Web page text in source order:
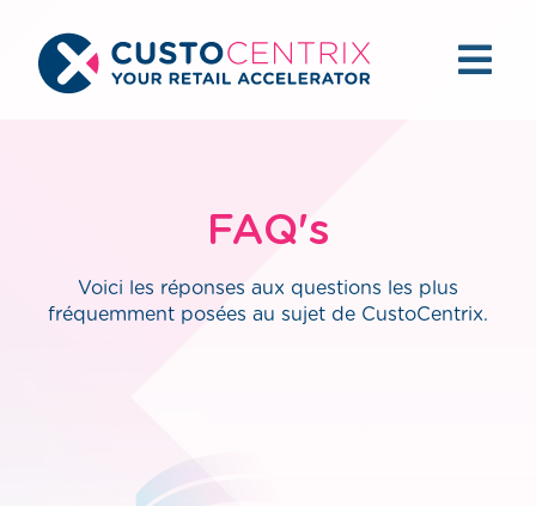
FAQ's
Voici les réponses aux questions les plus
fréquemment posées au sujet de CustoCentrix.